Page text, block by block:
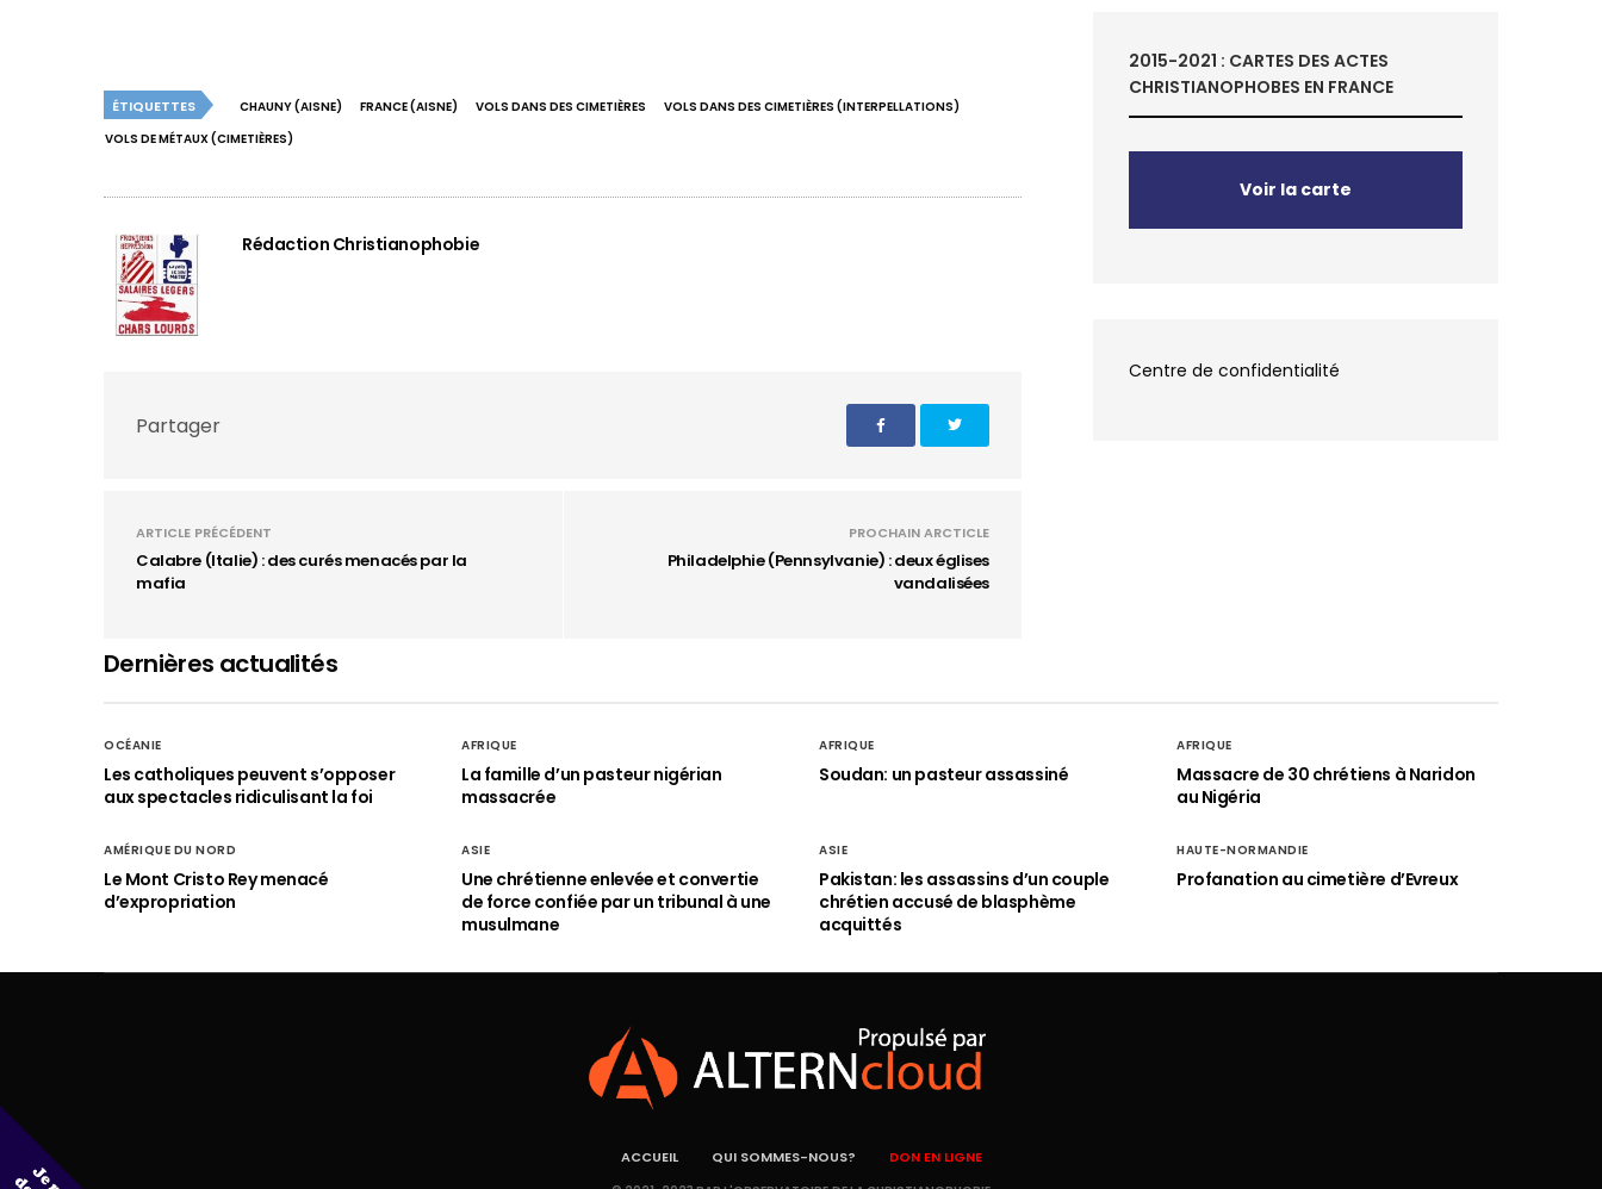
ÉTIQUETTES CHAUNY (AISNE) FRANCE (AISNE) VOLS DANS DES CIMETIÈRES
VOLS DANS DES CIMETIÈRES (INTERPELLATIONS)
VOLS DE MÉTAUX (CIMETIÈRES)
Rédaction Christianophobie
Partager
ARTICLE PRÉCÉDENT
Calabre (Italie) : des curés menacés par la
mafia
PROCHAIN ARCTICLE
Philadelphie (Pennsylvanie) : deux églises
vandalisées
2015-2021 : CARTES DES ACTES
CHRISTIANOPHOBES EN FRANCE
Voir la carte
Centre de confidentialité
Dernières actualités
OCÉANIE
Les catholiques peuvent s’opposer
aux spectacles ridiculisant la foi
AFRIQUE
La famille d’un pasteur nigérian
massacrée
AFRIQUE
Soudan: un pasteur assassiné
AFRIQUE
Massacre de 30 chrétiens à Naridon
au Nigéria
AMÉRIQUE DU NORD
Le Mont Cristo Rey menacé
d’expropriation
ASIE
Une chrétienne enlevée et convertie
de force confiée par un tribunal à une
musulmane
ASIE
Pakistan: les assassins d’un couple
chrétien accusé de blasphème
acquittés
HAUTE-NORMANDIE
Profanation au cimetière d’Evreux
ACCUEIL QUI SOMMES-NOUS? DON EN LIGNE